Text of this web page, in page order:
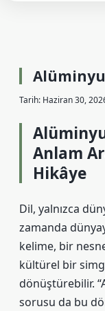
Tarih: Haziran 30,
Anlam
Hikâye
Dil, yalnızca
zamanda
kelime, bir
kültürel bir
dönüştürebilir.
sorusu da bu